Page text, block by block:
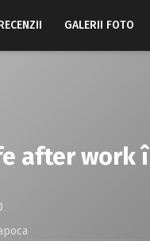
GALERII FOTO
after work